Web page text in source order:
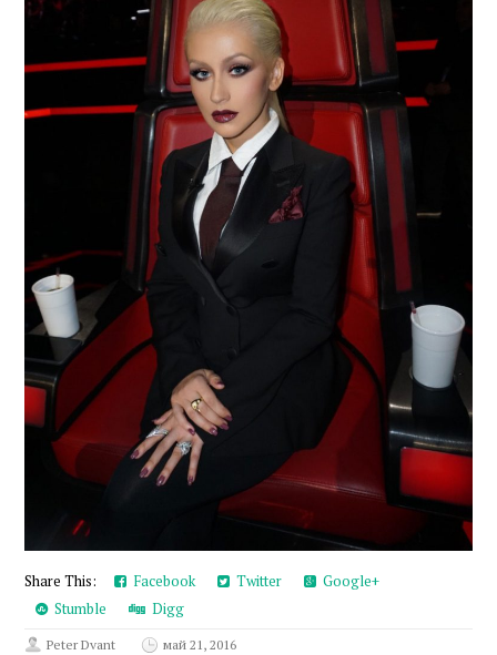
Share This: Facebook Twitter
Google+
Stumble
Digg
Peter Dvant
май 21, 2016